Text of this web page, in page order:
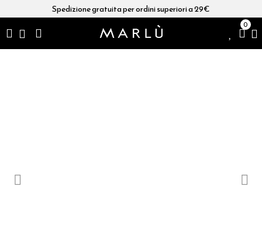
Spedizione gratuita per ordini superiori a 29€
0